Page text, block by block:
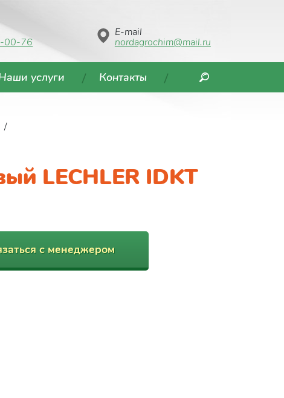
00-76
E-mail
nordagrochim@mail.ru
услуги Контакты
LECHLER IDKT
с менеджером